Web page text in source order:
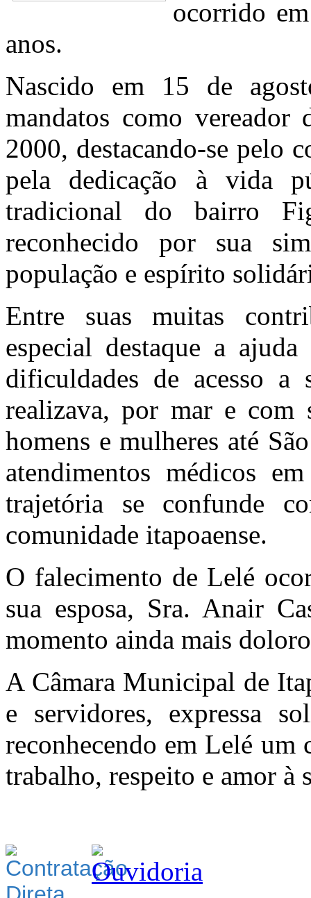
ocorrido
anos.
Nascido em 15 de
mandatos como
2000, destacando-se pelo
pela dedicação à vida
tradicional do bairro
reconhecido por sua
população e espírito
Entre suas muitas
especial destaque a
dificuldades de acesso a
realizava, por mar e com
homens e mulheres até
atendimentos médicos
trajetória se confunde
comunidade itapoaense.
O falecimento de Lelé
sua esposa, Sra. Anair
momento ainda mais
A Câmara Municipal de
e servidores, expressa
reconhecendo em Lelé um
trabalho, respeito e amor à